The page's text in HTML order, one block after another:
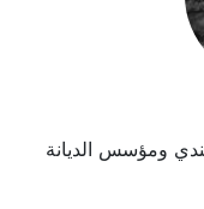
ومؤسس الديانة